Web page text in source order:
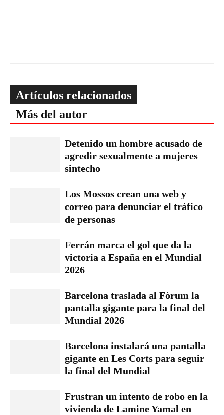
Artículos relacionados
Más del autor
Detenido un hombre acusado de
agredir sexualmente a mujeres
sintecho
Los Mossos crean una web y
correo para denunciar el tráfico
de personas
Ferrán marca el gol que da la
victoria a España en el Mundial
2026
Barcelona traslada al Fòrum la
pantalla gigante para la final del
Mundial 2026
Barcelona instalará una pantalla
gigante en Les Corts para seguir
la final del Mundial
Frustran un intento de robo en la
vivienda de Lamine Yamal en